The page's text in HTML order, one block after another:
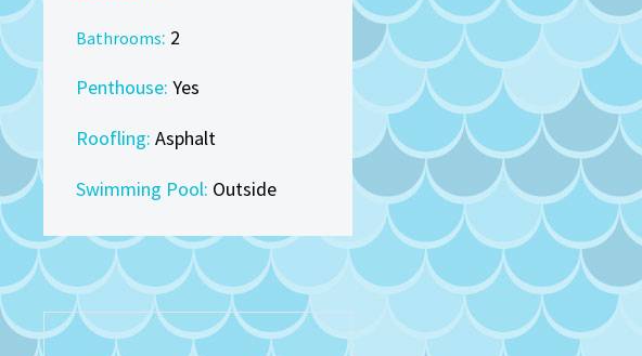
Bathrooms: 2
Penthouse: Yes
Roofling: Asphalt
Swimming Pool: Outside